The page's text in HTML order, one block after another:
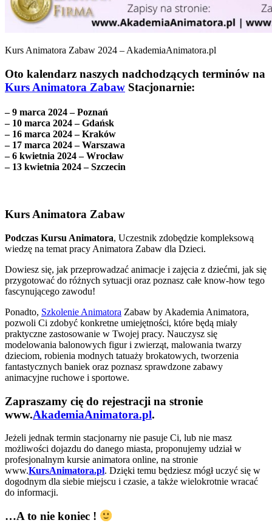
Kurs Animatora Zabaw 2024 – AkademiaAnimatora.pl
Oto kalendarz naszych nadchodzących terminów na
Kurs Animatora Zabaw Stacjonarnie:
– 9 marca 2024 – Poznań
– 10 marca 2024 – Gdańsk
– 16 marca 2024 – Kraków
– 17 marca 2024 – Warszawa
– 6 kwietnia 2024 – Wrocław
– 13 kwietnia 2024 – Szczecin
Kurs Animatora Zabaw
Podczas Kursu Animatora, Uczestnik zdobędzie kompleksową
wiedzę na temat pracy Animatora Zabaw dla Dzieci.
Dowiesz się, jak przeprowadzać animacje i zajęcia z dziećmi, jak się
przygotować do różnych sytuacji oraz poznasz całe know-how tego
fascynującego zawodu!
Ponadto, Szkolenie Animatora Zabaw by Akademia Animatora,
pozwoli Ci zdobyć konkretne umiejętności, które będą miały
praktyczne zastosowanie w Twojej pracy. Nauczysz się
modelowania balonowych figur i zwierząt, malowania twarzy
dzieciom, robienia modnych tatuaży brokatowych, tworzenia
fantastycznych baniek oraz poznasz sprawdzone zabawy
animacyjne ruchowe i sportowe.
Zapraszamy cię do rejestracji na stronie
www.AkademiaAnimatora.pl.
Jeżeli jednak termin stacjonarny nie pasuje Ci, lub nie masz
możliwości dojazdu do danego miasta, proponujemy udział w
profesjonalnym kursie animatora online, na stronie
www.KursAnimatora.pl. Dzięki temu będziesz mógł uczyć się w
dogodnym dla siebie miejscu i czasie, a także wielokrotnie wracać
do informacji.
…A to nie koniec !